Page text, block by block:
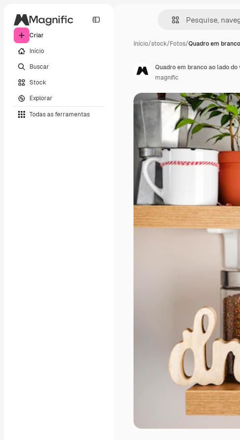
Criar
Início
Buscar
Stock
Explorar
Todas as ferramentas
Início/stock/Fotos/Quadro em
Quadro em branco ao lado
magnific